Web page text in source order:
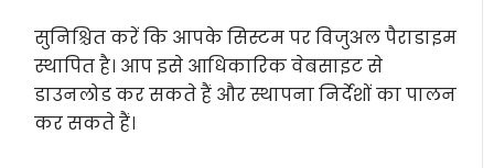
सुनिश्चित करें कि आपके सिस्टम पर विजुअल पैराडाइम
स्थापित है। आप इसे आधिकारिक वेबसाइट से
डाउनलोड कर सकते हैं और स्थापना निर्देशों का पालन
कर सकते हैं।